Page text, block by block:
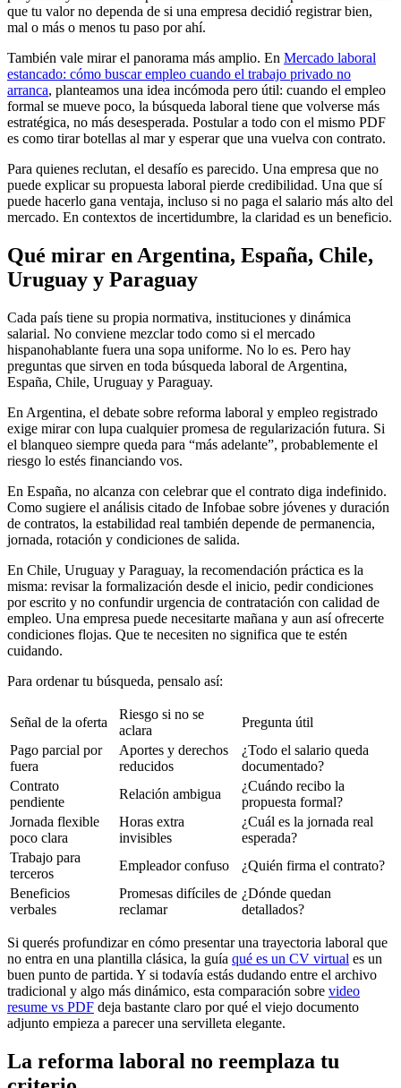
que tu valor no dependa de si una empresa decidió registrar bien,
mal o más o menos tu paso por ahí.
También vale mirar el panorama más amplio. En Mercado laboral
estancado: cómo buscar empleo cuando el trabajo privado no
arranca, planteamos una idea incómoda pero útil: cuando el empleo
formal se mueve poco, la búsqueda laboral tiene que volverse más
estratégica, no más desesperada. Postular a todo con el mismo PDF
es como tirar botellas al mar y esperar que una vuelva con contrato.
Para quienes reclutan, el desafío es parecido. Una empresa que no
puede explicar su propuesta laboral pierde credibilidad. Una que sí
puede hacerlo gana ventaja, incluso si no paga el salario más alto del
mercado. En contextos de incertidumbre, la claridad es un beneficio.
Qué mirar en Argentina, España, Chile,
Uruguay y Paraguay
Cada país tiene su propia normativa, instituciones y dinámica
salarial. No conviene mezclar todo como si el mercado
hispanohablante fuera una sopa uniforme. No lo es. Pero hay
preguntas que sirven en toda búsqueda laboral de Argentina,
España, Chile, Uruguay y Paraguay.
En Argentina, el debate sobre reforma laboral y empleo registrado
exige mirar con lupa cualquier promesa de regularización futura. Si
el blanqueo siempre queda para “más adelante”, probablemente el
riesgo lo estés financiando vos.
En España, no alcanza con celebrar que el contrato diga indefinido.
Como sugiere el análisis citado de Infobae sobre jóvenes y duración
de contratos, la estabilidad real también depende de permanencia,
jornada, rotación y condiciones de salida.
En Chile, Uruguay y Paraguay, la recomendación práctica es la
misma: revisar la formalización desde el inicio, pedir condiciones
por escrito y no confundir urgencia de contratación con calidad de
empleo. Una empresa puede necesitarte mañana y aun así ofrecerte
condiciones flojas. Que te necesiten no significa que te estén
cuidando.
Para ordenar tu búsqueda, pensalo así:
Señal de la oferta
Riesgo si no se
aclara
Pregunta útil
Pago parcial por
fuera
Aportes y derechos
reducidos
¿Todo el salario queda
documentado?
Contrato
pendiente
Relación ambigua
¿Cuándo recibo la
propuesta formal?
Jornada flexible
poco clara
Horas extra
invisibles
¿Cuál es la jornada real
esperada?
Trabajo para
terceros
Empleador confuso
¿Quién firma el contrato?
Beneficios
verbales
Promesas difíciles de
reclamar
¿Dónde quedan
detallados?
Si querés profundizar en cómo presentar una trayectoria laboral que
no entra en una plantilla clásica, la guía qué es un CV virtual es un
buen punto de partida. Y si todavía estás dudando entre el archivo
tradicional y algo más dinámico, esta comparación sobre video
resume vs PDF deja bastante claro por qué el viejo documento
adjunto empieza a parecer una servilleta elegante.
La reforma laboral no reemplaza tu